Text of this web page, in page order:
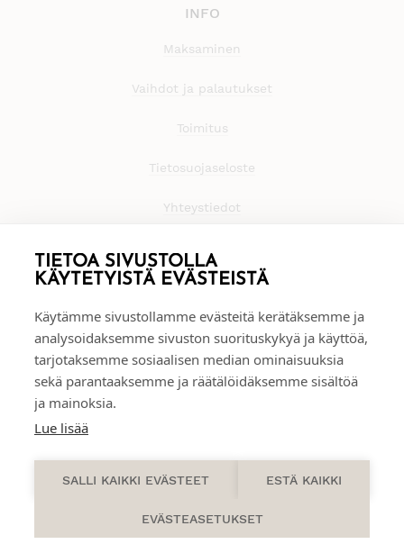
TIETOA SIVUSTOLLA
KÄYTETYISTÄ EVÄSTEISTÄ
Käytämme sivustollamme evästeitä kerätäksemme ja
analysoidaksemme sivuston suorituskykyä ja käyttöä,
tarjotaksemme sosiaalisen median ominaisuuksia
sekä parantaaksemme ja räätälöidäksemme sisältöä
ja mainoksia.
Lue lisää
SALLI KAIKKI EVÄSTEET ESTÄ KAIKKI
EVÄSTEASETUKSET
INFO
Maksaminen
Vaihdot ja palautukset
Toimitus
Tietosuojaseloste
Yhteystiedot